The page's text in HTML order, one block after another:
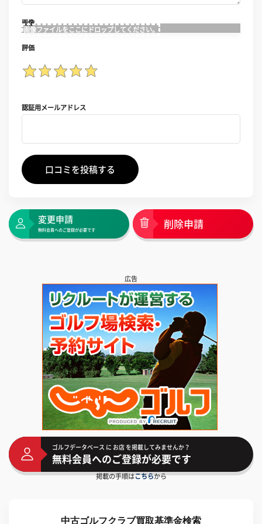
画像
画像ファイルをここにドロップしてください。
評価
認証用メールアドレス
口コミを投稿する
変更申請
無料会員へのご登録が必要です 削除申請
広告
ゴルフデータベース に お店 を掲載してみませんか？
無料会員へのご登録が必要です
掲載の手順はこちらから
中古ゴルフクラブ買取基準金検索